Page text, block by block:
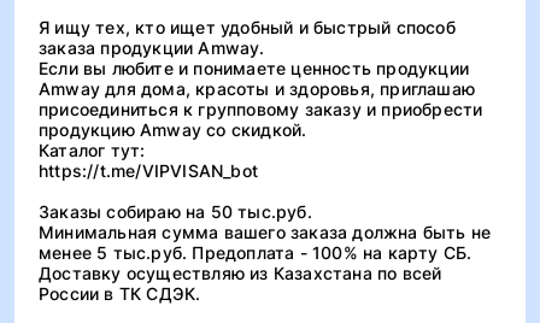
Я ищу тех, кто ищет удобный и быстрый способ
заказа продукции Amway.
Если вы любите и понимаете ценность продукции
Amway для дома, красоты и здоровья, приглашаю
присоединиться к групповому заказу и приобрести
продукцию Amway со скидкой.
Каталог тут:
https://t.me/VIPVISAN_bot
Заказы собираю на 50 тыс.руб.
Минимальная сумма вашего заказа должна быть не
менее 5 тыс.руб. Предоплата - 100% на карту СБ.
Доставку осуществляю из Казахстана по всей
России в ТК СДЭК.